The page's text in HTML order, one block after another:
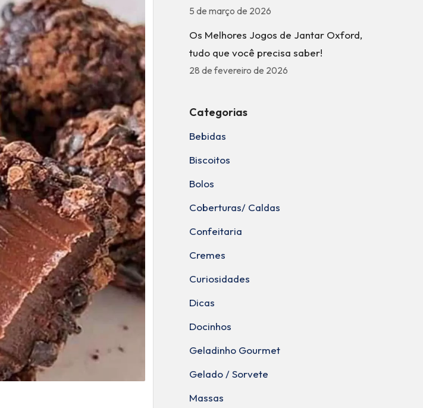
5 de março de 2026
Os Melhores Jogos de Jantar Oxford,
tudo que você precisa saber!
28 de fevereiro de 2026
Categorias
Bebidas
Biscoitos
Bolos
Coberturas/ Caldas
Confeitaria
Cremes
Curiosidades
Dicas
Docinhos
Geladinho Gourmet
Gelado / Sorvete
Massas